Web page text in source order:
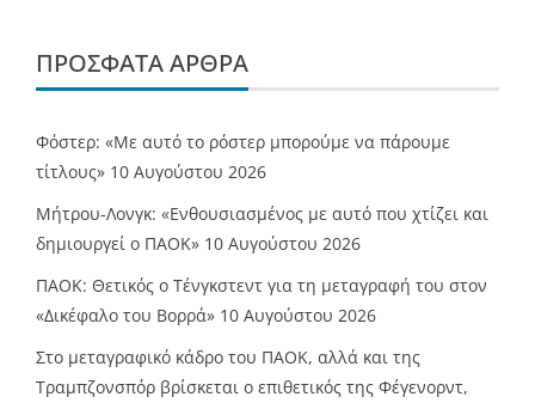
ΠΡΌΣΦΑΤΑ ΆΡΘΡΑ
Φόστερ: «Με αυτό το ρόστερ μπορούμε να πάρουμε
τίτλους» 10 Αυγούστου 2026
Μήτρου-Λονγκ: «Ενθουσιασμένος με αυτό που χτίζει και
δημιουργεί ο ΠΑΟΚ» 10 Αυγούστου 2026
ΠΑΟΚ: Θετικός ο Τένγκστεντ για τη μεταγραφή του στον
«Δικέφαλο του Βορρά» 10 Αυγούστου 2026
Στο μεταγραφικό κάδρο του ΠΑΟΚ, αλλά και της
Τραμπζονσπόρ βρίσκεται ο επιθετικός της Φέγενορντ,